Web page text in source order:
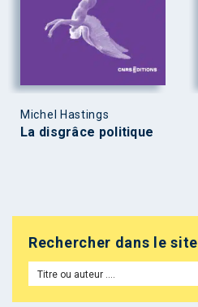
Michel Hastings
La disgrâce politique
Rechercher dans le site